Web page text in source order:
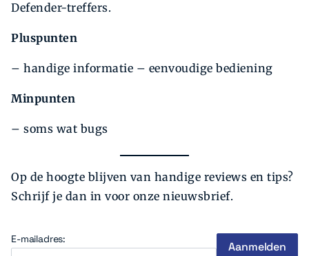
Defender-treffers.
Pluspunten
– handige informatie – eenvoudige bediening
Minpunten
– soms wat bugs
Op de hoogte blijven van handige reviews en tips?
Schrijf je dan in voor onze nieuwsbrief.
E-mailadres: